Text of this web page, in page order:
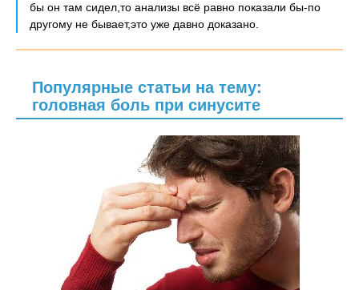
бы он там сидел,то анализы всё равно показали бы-по
другому не бывает,это уже давно доказано.
Популярные статьи на тему:
головная боль при синусите